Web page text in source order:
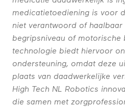
medicatietoediening is voor
niet verantwoord of haalbaar
begripsniveau of motorische
technologie biedt hiervoor
ondersteuning, omdat deze
plaats van daadwerkelijke
High Tech NL Robotics
die samen met